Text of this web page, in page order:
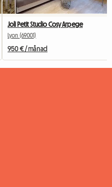
Joli Petit Studio Cosy Arpege
Lyon (69001)
950 € / månad